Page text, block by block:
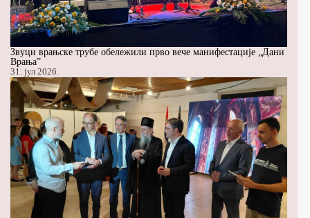
Звуци врањске трубе обележили прво вече манифестације „Дани
Врања”
31. јул 2026.